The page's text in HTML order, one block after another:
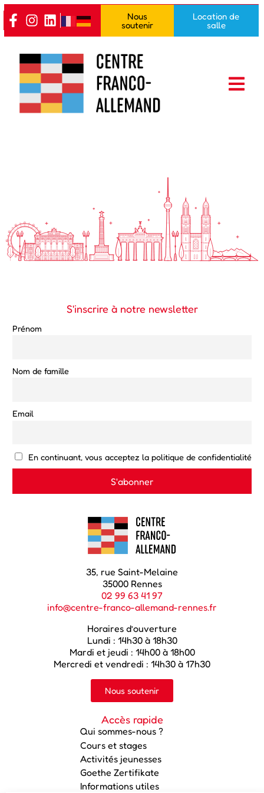
contenu
principal
Nous
soutenir
Location de
salle
35, rue Saint-Melaine
35000 Rennes
02 99 63 41 97
info@centre-franco-allemand-rennes.fr
Horaires d’ouverture
Lundi : 14h30 à 18h30
Mardi et jeudi : 14h00 à 18h00
Mercredi et vendredi : 14h30 à 17h30
Nous soutenir
Accès rapide
Qui sommes-nous ?
Cours et stages
Activités jeunesses
Goethe Zertifikate
Informations utiles
S'inscrire à notre newsletter
Prénom
Nom de famille
Email
En continuant, vous acceptez la politique de confidentialité